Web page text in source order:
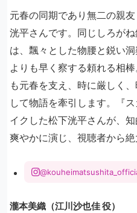
元春の同期であり無二の親
洸平さんです。同じしろが
は、飄々とした物腰と鋭い
よりも早く察する頼れる相
も元春を支え、時に厳しく
して物語を牽引します。『
イクした松下洸平さんが、
爽やかに演じ、視聴者から絶
瀧本美織（江川沙也佳 役）